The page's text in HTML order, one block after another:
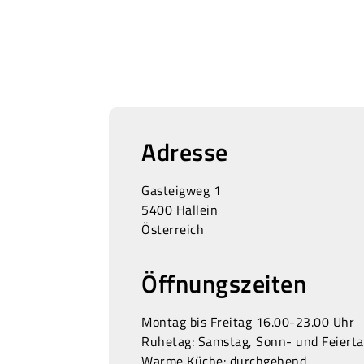
Adresse
Gasteigweg 1
5400 Hallein
Österreich
Öffnungszeiten
Montag bis Freitag 16.00-23.00 Uhr
Ruhetag: Samstag, Sonn- und